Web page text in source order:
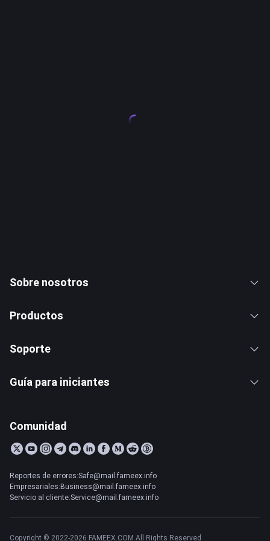
Sobre nosotros
Productos
Soporte
Guía para iniciantes
Comunidad
Reportes de errores:Safe@mail.fameex.info
Empresariales:Business@mail.fameex.info
Servicio al cliente:Service@mail.fameex.info
Copyright © 2022-2026 FAMEEX.COM All Rights Reserved